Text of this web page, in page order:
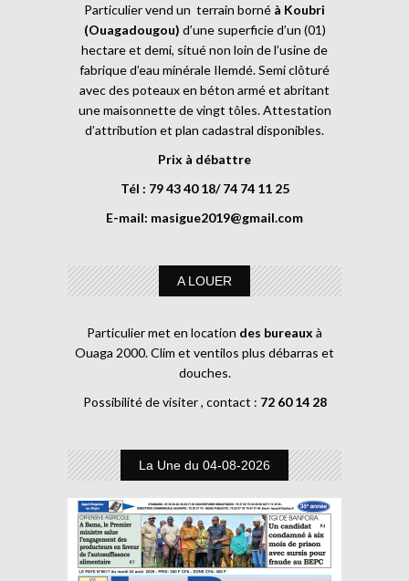
Particulier vend un terrain borné à Koubri
(Ouagadougou) d’une superficie d’un (01)
hectare et demi, situé non loin de l’usine de
fabrique d’eau minérale Ilemdé. Semi clôturé
avec des poteaux en béton armé et abritant
une maisonnette de vingt tôles. Attestation
d’attribution et plan cadastral disponibles.
Prix à débattre
Tél : 79 43 40 18/ 74 74 11 25
E-mail: masigue2019@gmail.com
A LOUER
Particulier met en location des bureaux à
Ouaga 2000. Clim et ventilos plus débarras et
douches.
Possibilité de visiter , contact : 72 60 14 28
La Une du 04-08-2026